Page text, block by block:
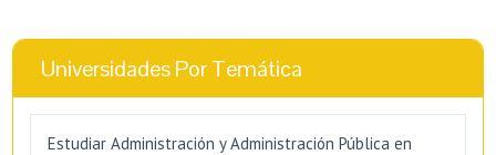
Universidades Por Temática
Estudiar Administración y Administración Pública en